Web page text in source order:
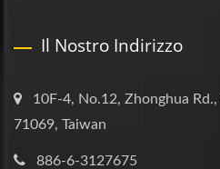
Il Nostro Indirizzo
10F-4, No.12, Zhonghua
71069, Taiwan
886-6-3127675